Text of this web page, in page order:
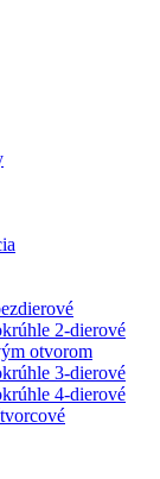
2-dierové
otvorom
3-dierové
4-dierové